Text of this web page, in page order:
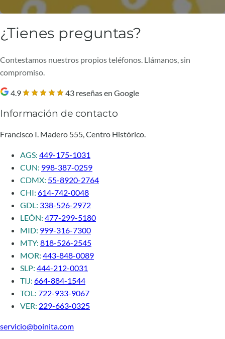
¿Tienes preguntas?
Contestamos nuestros propios teléfonos. Llámanos, sin
compromiso.
4.9 43 reseñas en Google
Información de contacto
Francisco I. Madero 555, Centro Histórico.
AGS: 449-175-1031
CUN: 998-387-0259
CDMX: 55-8920-2764
CHI: 614-742-0048
GDL: 338-526-2972
LEÓN: 477-299-5180
MID: 999-316-7300
MTY: 818-526-2545
MOR: 443-848-0089
SLP: 444-212-0031
TIJ: 664-884-1544
TOL: 722-933-9067
VER: 229-663-0325
servicio@boinita.com